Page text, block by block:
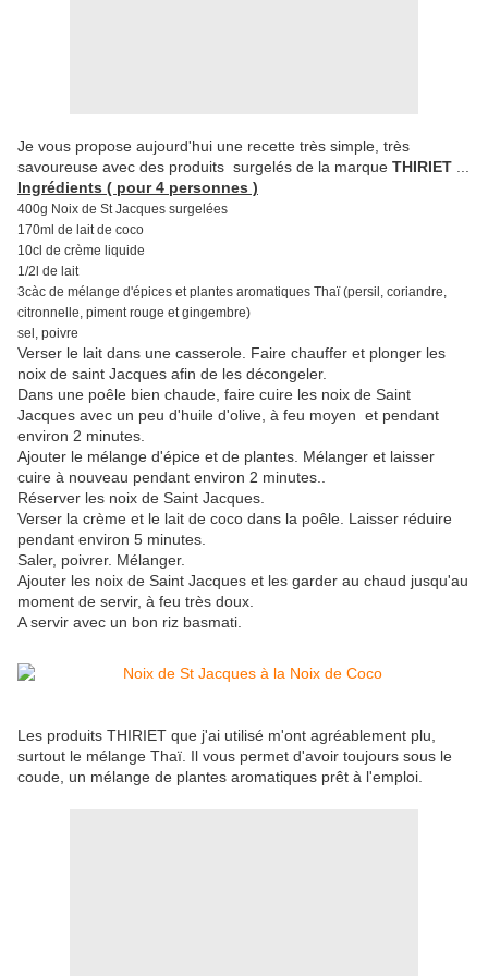
Je vous propose aujourd'hui une recette très simple, très
savoureuse avec des produits surgelés de la marque THIRIET
Ingrédients ( pour 4 personnes )
400g Noix de St Jacques surgelées
170ml de lait de coco
10cl de crème liquide
1/2l de lait
3càc de mélange d'épices et plantes aromatiques Thaï (persil, coriandre,
citronnelle, piment rouge et gingembre)
sel, poivre
Verser le lait dans une casserole. Faire chauffer et plonger les
noix de saint Jacques afin de les décongeler.
Dans une poêle bien chaude, faire cuire les noix de Saint
Jacques avec un peu d'huile d'olive, à feu moyen et pendant
environ 2 minutes.
Ajouter le mélange d'épice et de plantes. Mélanger et laisser
cuire à nouveau pendant environ 2 minutes..
Réserver les noix de Saint Jacques.
Verser la crème et le lait de coco dans la poêle. Laisser réduire
pendant environ 5 minutes.
Saler, poivrer. Mélanger.
Ajouter les noix de Saint Jacques et les garder au chaud jusqu'au
moment de servir, à feu très doux.
A servir avec un bon riz basmati.
Les produits THIRIET que j'ai utilisé m'ont agréablement plu,
surtout le mélange Thaï. Il vous permet d'avoir toujours sous le
coude, un mélange de plantes aromatiques prêt à l'emploi.